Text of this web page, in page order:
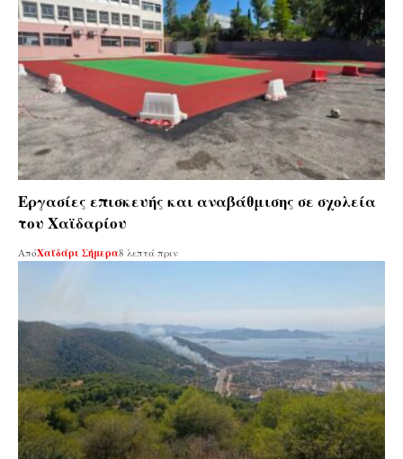
Εργασίες επισκευής και αναβάθμισης σε σχολεία
του Χαϊδαρίου
ΑπόΧαϊδάρι Σήμερα8 λεπτά πριν